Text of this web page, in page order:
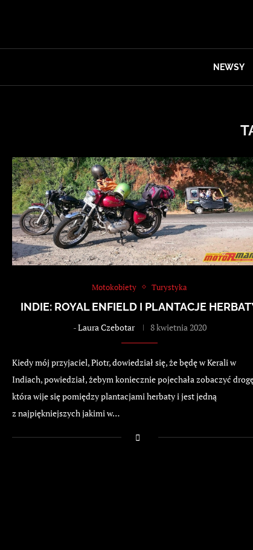
NEWSY
Motokobiety Turystyka
INDIE: ROYAL ENFIELD I PLANTACJE
-Laura Czebotar 8 kwietnia 2020
Kiedy mój przyjaciel, Piotr, dowiedział się, że będę w Kerali w
Indiach, powiedział, żebym koniecznie pojechała zobaczyć
która wije się pomiędzy plantacjami herbaty i jest jedną
z najpiękniejszych jakimi w…